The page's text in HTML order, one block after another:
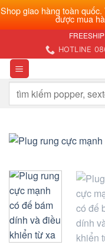
Shop giao hàng toàn
được mua
nội
dung
HOTLINE
Tìm
kiếm: